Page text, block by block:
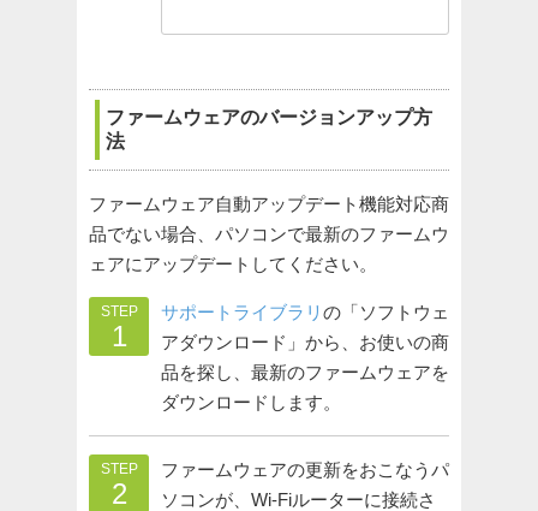
ファームウェアのバージョンアップ方
法
ファームウェア自動アップデート機能対応商
品でない場合、パソコンで最新のファームウ
ェアにアップデートしてください。
STEP
1
サポートライブラリ の「ソフトウェ
アダウンロード」から、お使いの商
品を探し、最新のファームウェアを
ダウンロードします。
STEP
2
ファームウェアの更新をおこなうパ
ソコンが、Wi-Fiルーターに接続さ